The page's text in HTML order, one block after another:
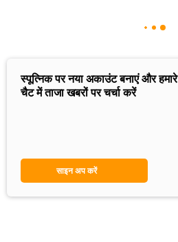
स्पूत्निक पर नया अकाउंट बनाएं और हमारे
चैट में ताजा खबरों पर चर्चा करें
साइन अप करें